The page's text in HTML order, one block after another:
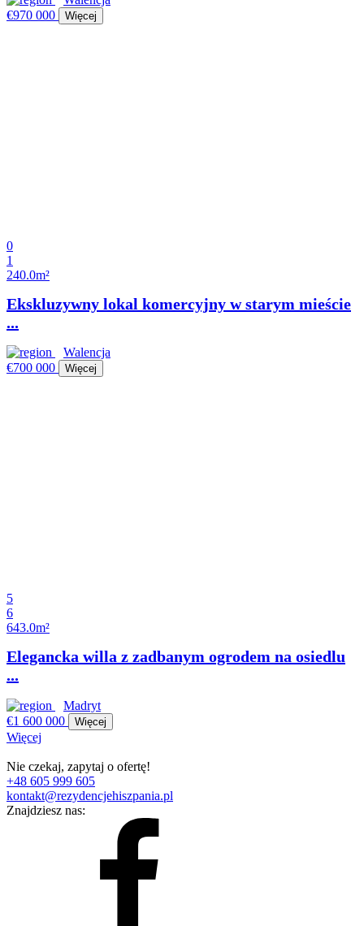
€970 000
Więcej
0
1
240.0m²
Ekskluzywny lokal komercyjny w starym mieście
...
Walencja
€700 000
Więcej
5
6
643.0m²
Elegancka willa z zadbanym ogrodem na osiedlu
...
Madryt
€1 600 000
Więcej
Więcej
Nie czekaj, zapytaj o ofertę!
+48 605 999 605
kontakt@rezydencjehiszpania.pl
Znajdziesz nas: